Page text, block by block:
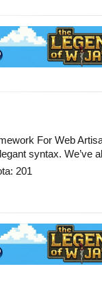
For Web
syntax. We’ve
201